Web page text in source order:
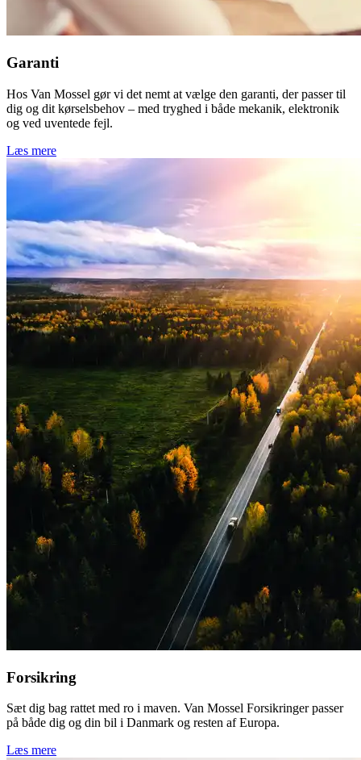
Garanti
Hos Van Mossel gør vi det nemt at vælge den garanti, der passer til
dig og dit kørselsbehov – med tryghed i både mekanik, elektronik
og ved uventede fejl.
Læs mere
Forsikring
Sæt dig bag rattet med ro i maven. Van Mossel Forsikringer passer
på både dig og din bil i Danmark og resten af Europa.
Læs mere